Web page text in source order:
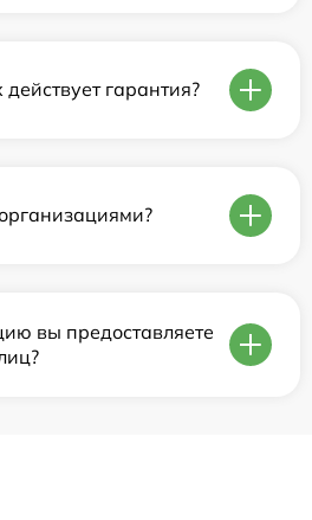
гарантия?
вы предоставляете